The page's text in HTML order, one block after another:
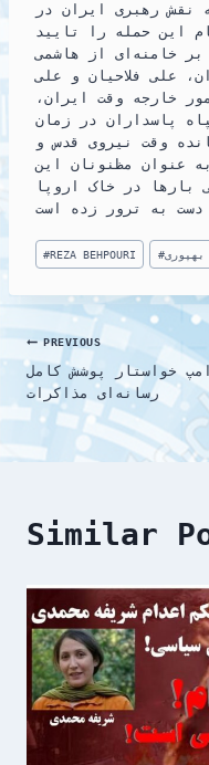
نقش رهبری ایران در
این حمله را تایید
بر خامنه‌ای از هاشمی
علی فلاحیان و علی
خارجه وقت ایران،
پاسداران در زمان
وقت نیروی قدس و
عنوان مظنونان این
بارها در خاک اروپا
Post
Tags:
#REZA BEHPOURI #بهپوری
Post
PREVIOUS
خواستار پوشش کامل
رسانه‌ای مذاکرات
Similar